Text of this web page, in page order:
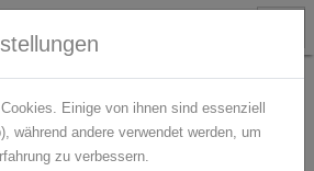
Einige von ihnen sind essenziell
während andere verwendet werden, um
zu verbessern.